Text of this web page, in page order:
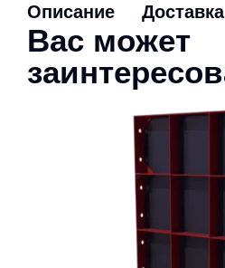
Описание Доставка
Вас может